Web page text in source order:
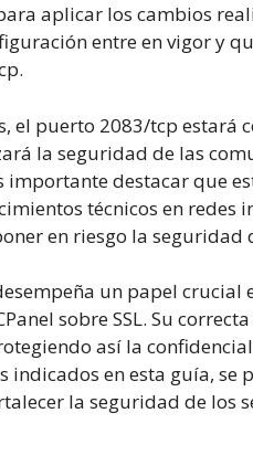
aplicar los cambios
entre en vigor y
el puerto 2083/tcp estará
la seguridad de las
destacar que
técnicos en redes
en riesgo la seguridad
un papel crucial
sobre SSL. Su
así la
indicados en esta guía, se
la seguridad de los